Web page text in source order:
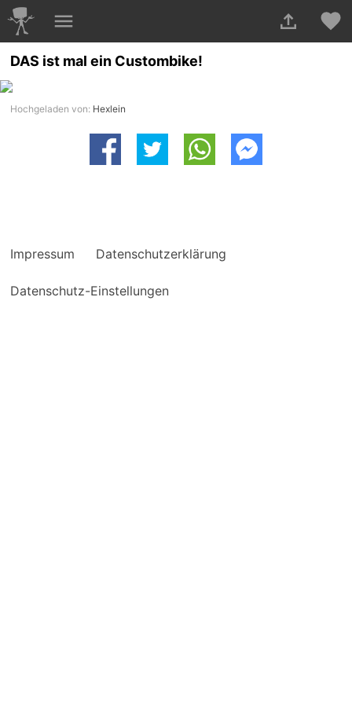
DAS ist mal ein Custombike!
Hochgeladen von: Hexlein
Impressum Datenschutzerklärung
Datenschutz-Einstellungen